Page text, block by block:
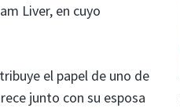
Liver, en cuyo
el papel de uno de
junto con su esposa